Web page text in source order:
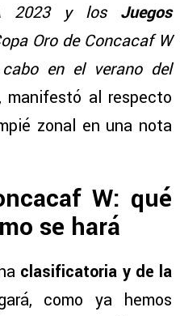
y los Juegos
Oro de Concacaf W
en el verano del
manifestó al respecto
zonal en una nota
W: qué
se hará
clasificatoria y de la
como ya hemos